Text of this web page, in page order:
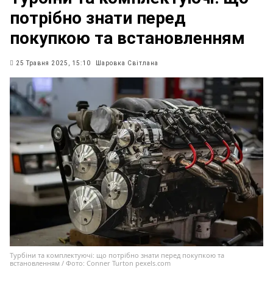
потрібно знати перед
покупкою та встановленням
25 Травня 2025, 15:10 Шаровка Світлана
Турбіни та комплектуючі: що потрібно знати перед покупкою та
встановленням / Фото: Conner Turton pexels.com